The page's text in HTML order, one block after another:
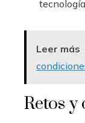
Leer más
Retos